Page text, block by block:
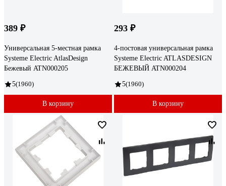
389 ₽
Универсальная 5-местная рамка
Systeme Electric AtlasDesign
Бежевый ATN000205
5(1960)
В корзину
293 ₽
4-постовая универсальная рамка
Systeme Electric ATLASDESIGN
БЕЖЕВЫЙ ATN000204
5(1960)
В корзину